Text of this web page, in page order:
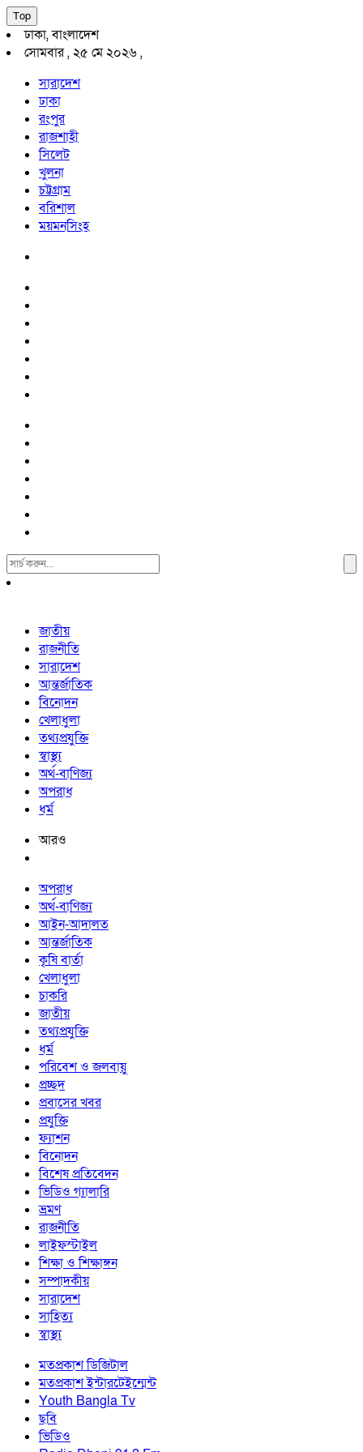
Top
ঢাকা, বাংলাদেশ
সোমবার , ২৫ মে ২০২৬ ,
সারাদেশ
ঢাকা
রংপুর
রাজশাহী
সিলেট
খুলনা
চট্টগ্রাম
বরিশাল
ময়মনসিংহ
Search
For:
জাতীয়
রাজনীতি
সারাদেশ
আন্তর্জাতিক
বিনোদন
খেলাধুলা
তথ্যপ্রযুক্তি
স্বাস্থ্য
অর্থ-বাণিজ্য
অপরাধ
ধর্ম
আরও
অপরাধ
অর্থ-বাণিজ্য
আইন-আদালত
আন্তর্জাতিক
কৃষি বার্তা
খেলাধুলা
চাকরি
জাতীয়
তথ্যপ্রযুক্তি
ধর্ম
পরিবেশ ও জলবায়ু
প্রচ্ছদ
প্রবাসের খবর
প্রযুক্তি
ফ্যাশন
বিনোদন
বিশেষ প্রতিবেদন
ভিডিও গ্যালারি
ভ্রমণ
রাজনীতি
লাইফস্টাইল
শিক্ষা ও শিক্ষাঙ্গন
সম্পাদকীয়
সারাদেশ
সাহিত্য
স্বাস্থ্য
মতপ্রকাশ ডিজিটাল
মতপ্রকাশ ইন্টারটেইন্মেন্ট
Youth Bangla Tv
ছবি
ভিডিও